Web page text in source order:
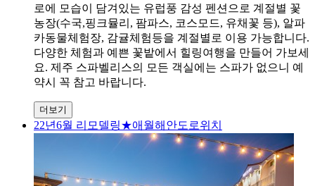
로에 모습이 담겨있는 유럽풍 감성 펜션으로 계절별 꽃
농장(수국,핑크뮬리, 팜파스, 코스모드, 유채꽃 등), 알파
카동물체험장, 감귤체험등을 계절별로 이용 가능합니다.
다양한 체험과 예쁜 꽃밭에서 힐링여행을 만들어 가보세
요. 제주 스파벨리스의 모든 객실에는 스파가 없으니 예
약시 꼭 참고 바랍니다.
더보기
22년6월 리모델링★애월해안도로위치